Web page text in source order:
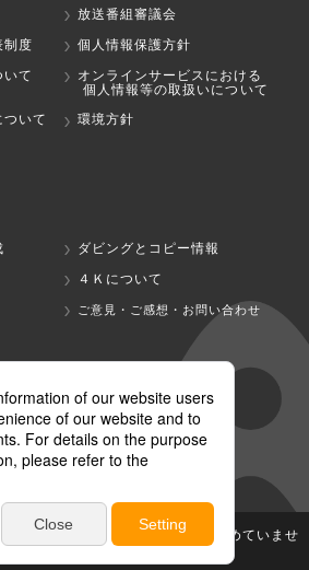
放送番組審議会
制度
個人情報保護方針
て
オンラインサービスにおける
個人情報等の取扱いについて
いて
環境方針
ダビングとコピー情報
４Ｋについて
ご意見・ご感想・お問い合わせ
テレ朝チャンネル
有する放送番組等の無断利用は認めていませ
ん。